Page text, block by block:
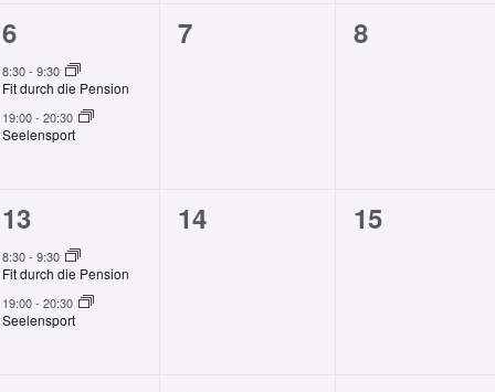
2
Veranstaltungen,
6
8:30- 9:30
Fit durch die Pension
19:00- 20:30
Seelensport
0
7
0
8
2
Veranstaltungen,
13
8:30- 9:30
Fit durch die Pension
19:00- 20:30
Seelensport
0
14
0
15